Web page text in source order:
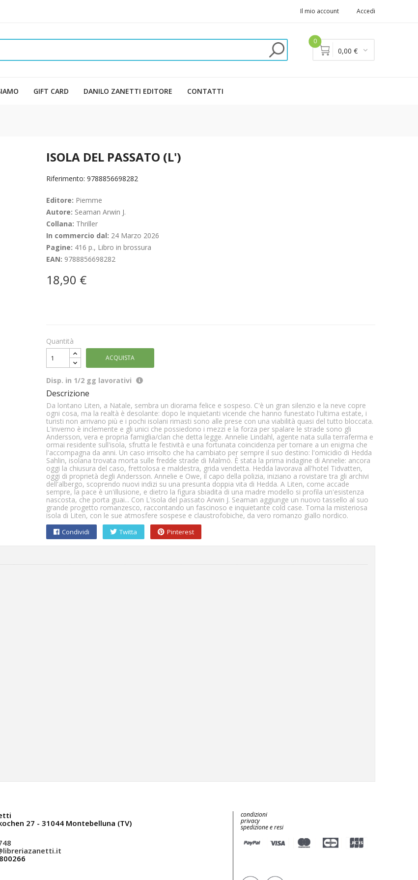
Il mio account Accedi
0
0,00 €
GIFT CARD DANILO ZANETTI EDITORE CONTATTI
ISOLA DEL PASSATO (L')
Riferimento: 9788856698282
Editore: Piemme
Autore: Seaman Arwin J.
Collana: Thriller
In commercio dal: 24 Marzo 2026
Pagine: 416 p., Libro in brossura
EAN: 9788856698282
18,90 €
Quantità
ACQUISTA
Disp. in 1/2 gg lavorativi
Descrizione
Da lontano Liten, a Natale, sembra un diorama felice e sospeso. C'è un gran silenzio e la neve copre
ogni cosa, ma la realtà è desolante: dopo le inquietanti vicende che hanno funestato l'ultima estate, i
turisti non arrivano più e i pochi isolani rimasti sono alle prese con una viabilità quasi del tutto bloccata.
L'inverno è inclemente e gli unici che possiedono i mezzi e la forza per spalare le strade sono gli
Andersson, vera e propria famiglia/clan che detta legge. Annelie Lindahl, agente nata sulla terraferma e
ormai residente sull'isola, sfrutta le festività e una fortunata coincidenza per tornare a un enigma che
l'accompagna da anni. Un caso irrisolto che ha cambiato per sempre il suo destino: l'omicidio di Hedda
Sahlin, isolana trovata morta sulle fredde strade di Malmö. È stata la prima indagine di Annelie: ancora
oggi la chiusura del caso, frettolosa e maldestra, grida vendetta. Hedda lavorava all'hotel Tidvatten,
oggi di proprietà degli Andersson. Annelie e Owe, il capo della polizia, iniziano a rovistare tra gli archivi
dell'albergo, scoprendo nuovi indizi su una presunta doppia vita di Hedda. A Liten, come accade
sempre, la pace è un'illusione, e dietro la figura sbiadita di una madre modello si profila un'esistenza
nascosta, che porta guai... Con L'isola del passato Arwin J. Seaman aggiunge un nuovo tassello al suo
grande progetto romanzesco, raccontando un fascinoso e inquietante cold case. Torna la misteriosa
isola di Liten, con le sue atmosfere sospese e claustrofobiche, da vero romanzo giallo nordico.
Condividi Twitta Pinterest
27 - 31044 Montebelluna (TV)
condizioni
privacy
spedizione e resi